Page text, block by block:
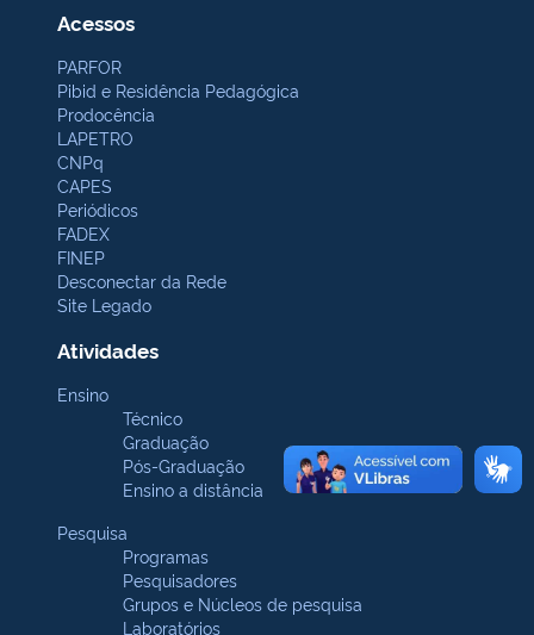
Acessos
PARFOR
Pibid e Residência Pedagógica
Prodocência
LAPETRO
CNPq
CAPES
Periódicos
FADEX
FINEP
Desconectar da Rede
Site Legado
Atividades
Ensino
Técnico
Graduação
Pós-Graduação
Ensino a distância
Pesquisa
Programas
Pesquisadores
Grupos e Núcleos de pesquisa
Laboratórios